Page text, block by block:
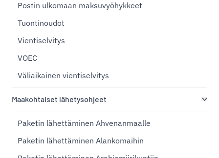
Postin ulkomaan maksuvyöhykkeet
Tuontinoudot
Vientiselvitys
VOEC
Väliaikainen vientiselvitys
Maakohtaiset lähetysohjeet
Paketin lähettäminen Ahvenanmaalle
Paketin lähettäminen Alankomaihin